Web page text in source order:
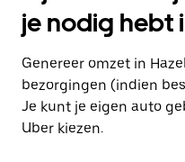
je nodig hebt
Genereer omzet in
bezorgingen (indien
Je kunt je eigen auto
Uber kiezen.